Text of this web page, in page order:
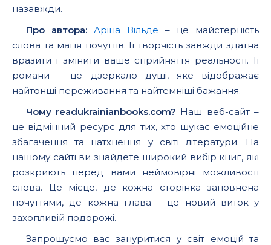
назавжди.
Про автора:
Аріна Вільде – це майстерність
слова та магія почуттів. Її творчість завжди здатна
вразити і змінити ваше сприйняття реальності. Її
романи – це дзеркало душі, яке відображає
найтонші переживання та найтемніші бажання.
Чому readukrainianbooks.com? Наш веб-сайт –
це відмінний ресурс для тих, хто шукає емоційне
збагачення та натхнення у світі літератури. На
нашому сайті ви знайдете широкий вибір книг, які
розкриють перед вами неймовірні можливості
слова. Це місце, де кожна сторінка заповнена
почуттями, де кожна глава – це новий виток у
захопливій подорожі.
Запрошуємо вас зануритися у світ емоцій та